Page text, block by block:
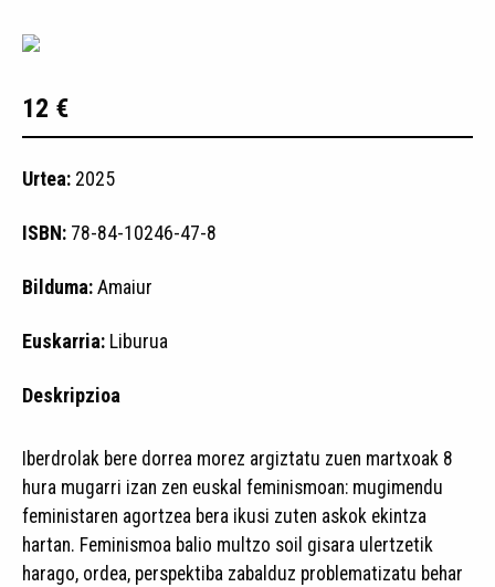
12 €
Urtea: 2025
ISBN: 78-84-10246-47-8
Bilduma:Amaiur
Euskarria: Liburua
Deskripzioa
Iberdrolak bere dorrea morez argiztatu zuen martxoak 8
hura mugarri izan zen euskal feminismoan: mugimendu
feministaren agortzea bera ikusi zuten askok ekintza
hartan. Feminismoa balio multzo soil gisara ulertzetik
harago, ordea, perspektiba zabalduz problematizatu behar